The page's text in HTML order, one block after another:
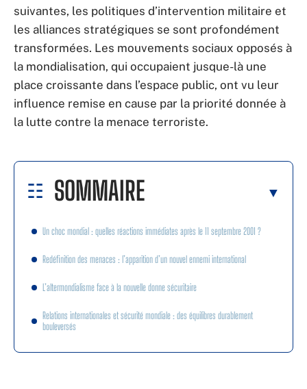
suivantes, les politiques d’intervention militaire et
les alliances stratégiques se sont profondément
transformées. Les mouvements sociaux opposés à
la mondialisation, qui occupaient jusque-là une
place croissante dans l’espace public, ont vu leur
influence remise en cause par la priorité donnée à
la lutte contre la menace terroriste.
SOMMAIRE
Un choc mondial : quelles réactions immédiates après le 11 septembre 2001 ?
Redéfinition des menaces : l’apparition d’un nouvel ennemi international
L’altermondialisme face à la nouvelle donne sécuritaire
Relations internationales et sécurité mondiale : des équilibres durablement
bouleversés